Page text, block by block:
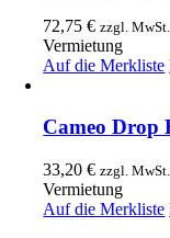
72,75€ zzgl. MwSt.
Vermietung
Auf die Merkliste
Cameo Drop
33,20€ zzgl. MwSt.
Vermietung
Auf die Merkliste